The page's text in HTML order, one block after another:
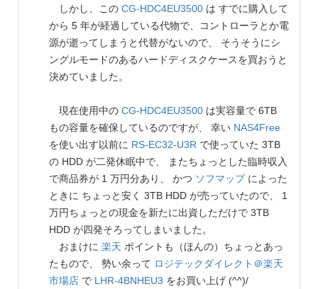
しかし、この CG-HDC4EU3500 は すでに購入して
から 5 年が経過している代物で、コントローラとか電
源が逝ってしまうと代替がないので、 そうそうにシ
ングルモードのあるハードディスクケースを買おうと
決めていました。
現在使用中の CG-HDC4EU3500 は実容量で 6TB
もの容量を確保しているのですが、 幸い NAS4Free
を使い出す以前に RS-EC32-U3R で使っていた 3TB
の HDD が二発休眠中で、 またちょっとした臨時収入
で商品券が 1 万円分あり、 かつ ソフマップによった
ときに ちょっと安く 3TB HDD が売っていたので、 1
万円ちょっとの現金を新たに出資しただけで 3TB
HDD が四発そろってしまいました。
おまけに 楽天 ポイントも（ほんの）ちょっとあっ
たもので、 勢い余って ロジテックダイレクト＠楽天
市場店 で LHR-4BNHEU3 をお買い上げ (^^)/